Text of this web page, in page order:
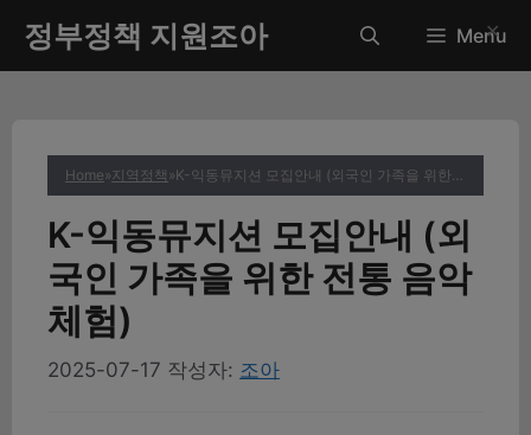
츠
정부정책 지원조아 Menu
Home»지역정책 » K-익동뮤지션 모집안내 (외국인 가족을 위한 전통 음악 체험)
K-익동뮤지션 모집안내 (외
국인 가족을 위한 전통 음악
체험)
2025-07-17 작성자: 조아
✕